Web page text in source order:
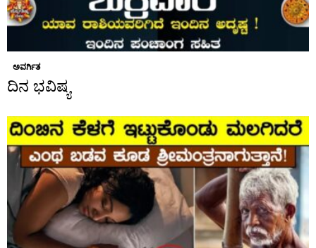
ಅವರ್ಗಿತ
ದಿನ ಭವಿಷ್ಯ